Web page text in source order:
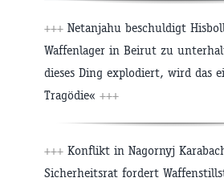
+++ Netanjahu beschuldigt
Waffenlager in Beirut zu
dieses Ding explodiert, wird das
Tragödie« +++
+++ Konflikt in Nagornyj
Sicherheitsrat fordert